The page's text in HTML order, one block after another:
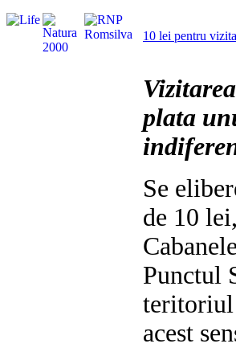
10 lei pentru
plata
Se
de 10
Punctul
teritoriul
acest